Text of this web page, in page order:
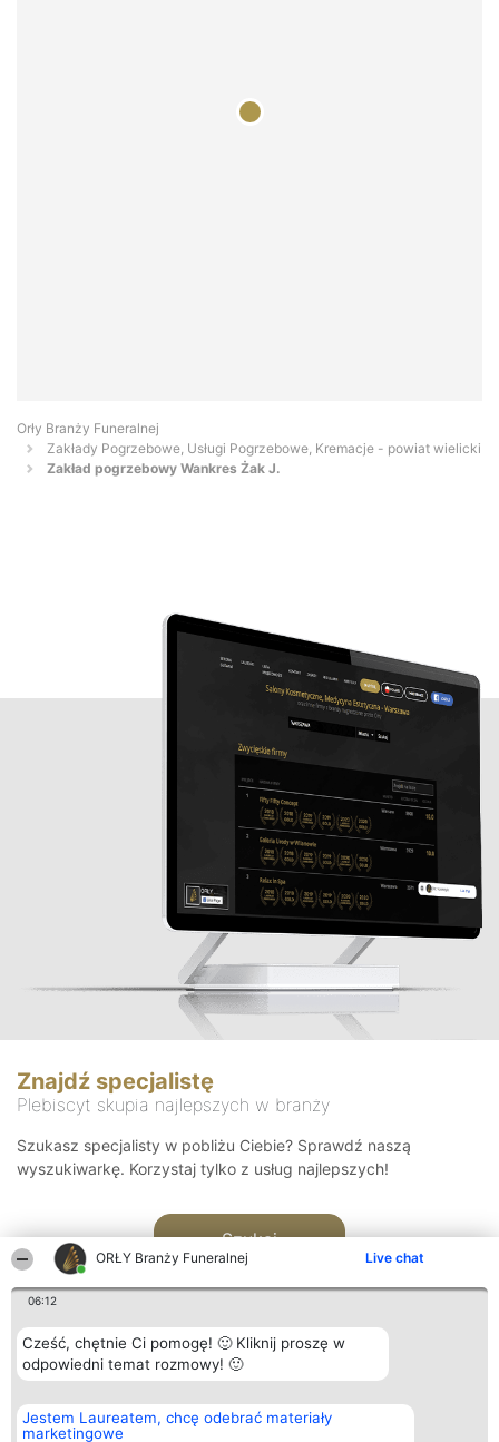
ORŁY Branży Funeralnej Live chat
06:12
Cześć, chętnie Ci pomogę! 🙂 Kliknij proszę w
odpowiedni temat rozmowy! 🙂
Jestem Laureatem, chcę odebrać materiały
marketingowe
Orły Branży Funeralnej
Zakłady Pogrzebowe, Usługi Pogrzebowe, Kremacje - powiat wielicki
Zakład pogrzebowy Wankres Żak J.
Znajdź specjalistę
Plebiscyt skupia najlepszych w branży
Szukasz specjalisty w pobliżu Ciebie? Sprawdź naszą
wyszukiwarkę. Korzystaj tylko z usług najlepszych!
Szukaj
Organizator plebiscytu
Bright Side Solutions sp. z o.
o. sp. k.
Plebiscyt
Laureaci
Kontakt
Kontakt